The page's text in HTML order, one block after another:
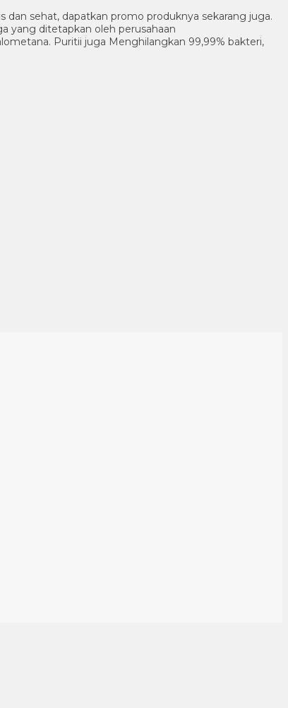
sehat, dapatkan promo produknya sekarang juga.
yang ditetapkan oleh perusahaan
Puritii juga Menghilangkan 99,99% bakteri,